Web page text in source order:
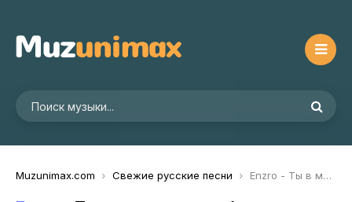
Muzunimax.com Свежие русские песни Enzro - Ты в меня так влюбишься